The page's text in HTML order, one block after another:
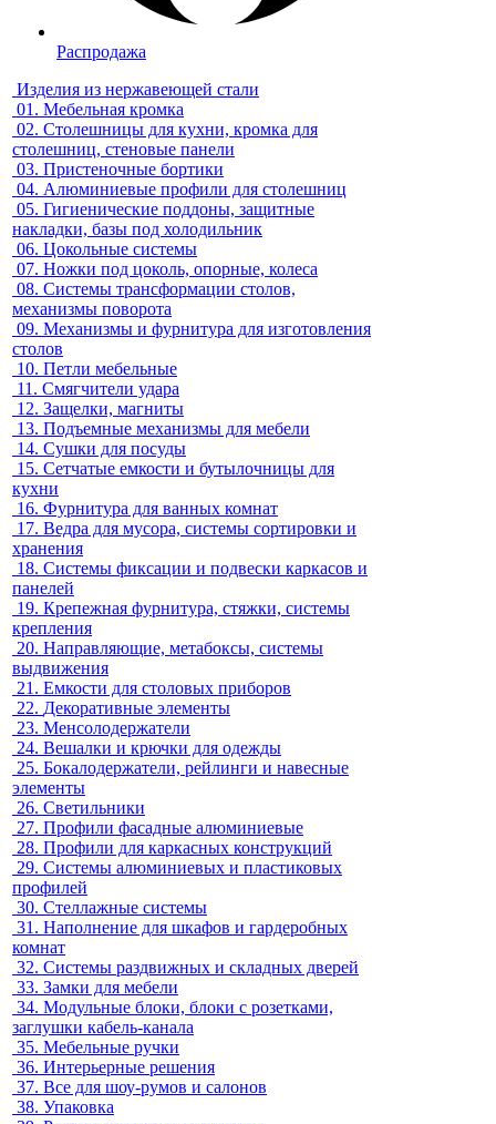
Распродажа
Изделия из нержавеющей стали
01. Мебельная кромка
02. Столешницы для кухни, кромка для
столешниц, стеновые панели
03. Пристеночные бортики
04. Алюминиевые профили для столешниц
05. Гигиенические поддоны, защитные
накладки, базы под холодильник
06. Цокольные системы
07. Ножки под цоколь, опорные, колеса
08. Системы трансформации столов,
механизмы поворота
09. Механизмы и фурнитура для изготовления
столов
10. Петли мебельные
11. Смягчители удара
12. Защелки, магниты
13. Подъемные механизмы для мебели
14. Сушки для посуды
15. Сетчатые емкости и бутылочницы для
кухни
16. Фурнитура для ванных комнат
17. Ведра для мусора, системы сортировки и
хранения
18. Системы фиксации и подвески каркасов и
панелей
19. Крепежная фурнитура, стяжки, системы
крепления
20. Направляющие, метабоксы, системы
выдвижения
21. Емкости для столовых приборов
22. Декоративные элементы
23. Менсолодержатели
24. Вешалки и крючки для одежды
25. Бокалодержатели, рейлинги и навесные
элементы
26. Светильники
27. Профили фасадные алюминиевые
28. Профили для каркасных конструкций
29. Системы алюминиевых и пластиковых
профилей
30. Стеллажные системы
31. Наполнение для шкафов и гардеробных
комнат
32. Системы раздвижных и складных дверей
33. Замки для мебели
34. Модульные блоки, блоки с розетками,
заглушки кабель-канала
35. Мебельные ручки
36. Интерьерные решения
37. Все для шоу-румов и салонов
38. Упаковка